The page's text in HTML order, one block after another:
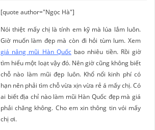
[quote author="Ngọc Hà"]
Nói thiệt mấy chị là tính em kỹ mà lúa lắm luôn.
Giờ muốn làm đẹp mà còn đi hỏi tùm lum. Xem
giá nâng mũi Hàn Quốcbao nhiêu tiền. Rồi giờ
tìm hiểu một loạt vậy đó. Nên giờ cũng không biết
chỗ nào làm mũi đẹp luôn. Khổ nổi kinh phí có
hạn nên phải tìm chỗ vừa xịn vừa rẻ á mấy chị. Có
ai biết địa chỉ nào làm mũi Hàn Quốc đẹp mà giá
phải chăng không. Cho em xin thông tin vói mấy
chị ơi.